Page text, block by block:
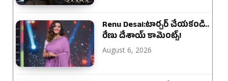
Renu Desai:టార్చర్ చేయకండి..
రేణు దేశాయ్ కామెంట్స్!
August 6, 2026